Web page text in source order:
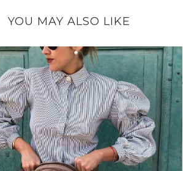
YOU MAY ALSO LIKE